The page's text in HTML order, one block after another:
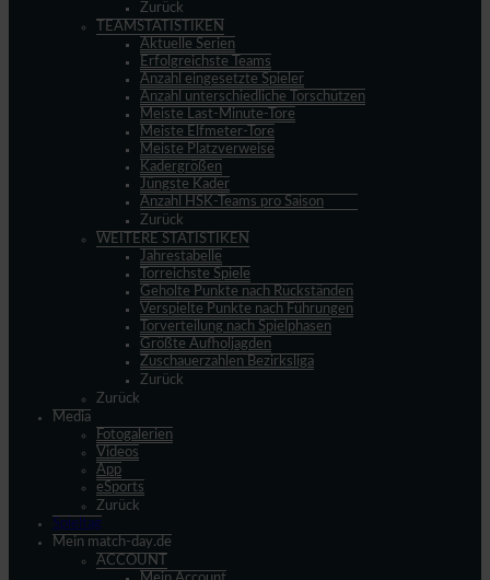
Zurück
TEAMSTATISTIKEN
Aktuelle Serien
Erfolgreichste Teams
Anzahl eingesetzte Spieler
Anzahl unterschiedliche Torschützen
Meiste Last-Minute-Tore
Meiste Elfmeter-Tore
Meiste Platzverweise
Kadergrößen
Jüngste Kader
Anzahl HSK-Teams pro Saison
Zurück
WEITERE STATISTIKEN
Jahrestabelle
Torreichste Spiele
Geholte Punkte nach Rückständen
Verspielte Punkte nach Führungen
Torverteilung nach Spielphasen
Größte Aufholjagden
Zuschauerzahlen Bezirksliga
Zurück
Zurück
Media
Fotogalerien
Videos
App
eSports
Zurück
Spieltag
Mein match-day.de
ACCOUNT